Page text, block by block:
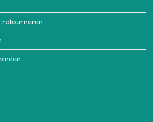
retourneren